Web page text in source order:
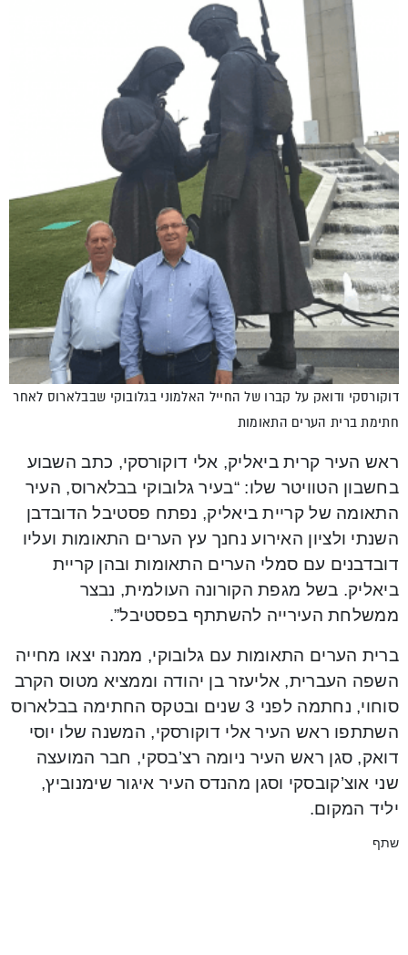
דוקורסקי ודואק על קברו של החייל האלמוני בגלובוקי שבבלארוס לאחר
חתימת ברית הערים התאומות
ראש העיר קרית ביאליק, אלי דוקורסקי, כתב השבוע
בחשבון הטוויטר שלו: “בעיר גלובוקי בבלארוס, העיר
התאומה של קריית ביאליק, נפתח פסטיבל הדובדבן
השנתי ולציון האירוע נחנך עץ הערים התאומות ועליו
דובדבנים עם סמלי הערים התאומות ובהן קריית
ביאליק. בשל מגפת הקורונה העולמית, נבצר
ממשלחת העירייה להשתתף בפסטיבל”.
ברית הערים התאומות עם גלובוקי, ממנה יצאו מחייה
השפה העברית, אליעזר בן יהודה וממציא מטוס הקרב
סוחוי, נחתמה לפני 3 שנים ובטקס החתימה בבלארוס
השתתפו ראש העיר אלי דוקורסקי, המשנה שלו יוסי
דואק, סגן ראש העיר ניומה רצ’בסקי, חבר המועצה
שני אוצ’קובסקי וסגן מהנדס העיר איגור שימנוביץ,
יליד המקום.
שתף